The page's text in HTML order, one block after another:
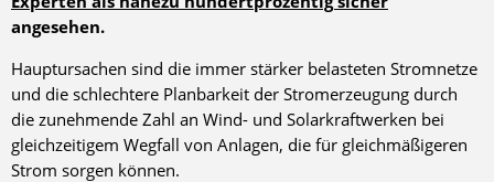
angesehen.
Hauptursachen sind die immer stärker belasteten Stromnetze
und die schlechtere Planbarkeit der Stromerzeugung durch
die zunehmende Zahl an Wind- und Solarkraftwerken bei
gleichzeitigem Wegfall von Anlagen, die für gleichmäßigeren
Strom sorgen können.